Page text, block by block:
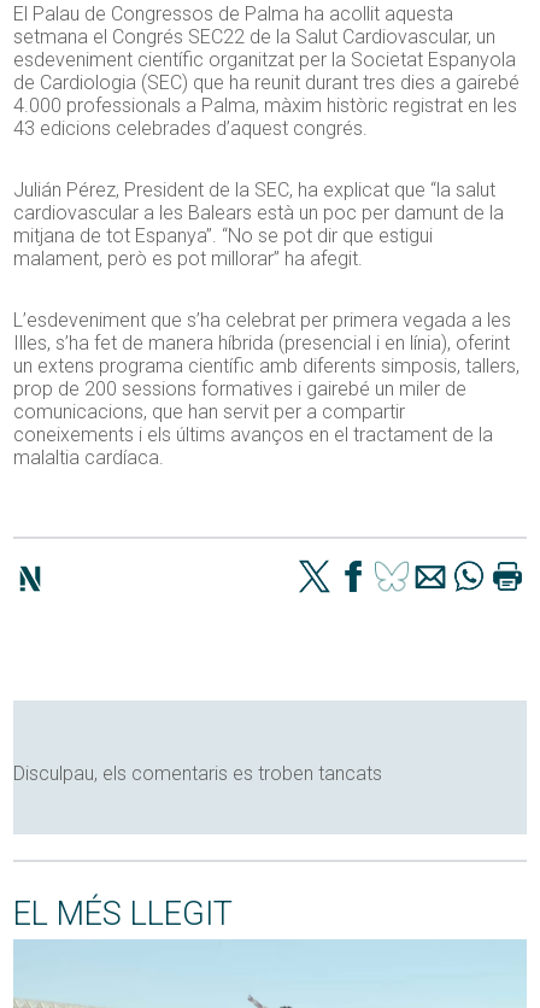
El Palau de Congressos de Palma ha acollit aquesta
setmana el Congrés SEC22 de la Salut Cardiovascular, un
esdeveniment científic organitzat per la Societat Espanyola
de Cardiologia (SEC) que ha reunit durant tres dies a gairebé
4.000 professionals a Palma, màxim històric registrat en les
43 edicions celebrades d’aquest congrés.
Julián Pérez, President de la SEC, ha explicat que “la salut
cardiovascular a les Balears està un poc per damunt de la
mitjana de tot Espanya”. “No se pot dir que estigui
malament, però es pot millorar” ha afegit.
L’esdeveniment que s’ha celebrat per primera vegada a les
Illes, s’ha fet de manera híbrida (presencial i en línia), oferint
un extens programa científic amb diferents simposis, tallers,
prop de 200 sessions formatives i gairebé un miler de
comunicacions, que han servit per a compartir
coneixements i els últims avanços en el tractament de la
malaltia cardíaca.
Disculpau, els comentaris es troben tancats
EL MÉS LLEGIT